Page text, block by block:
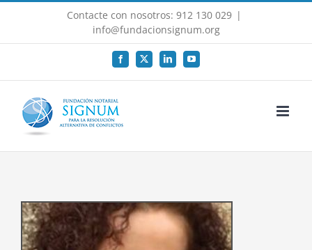
Saltar
Contacte con nosotros: 912 130 029 |
info@fundacionsignum.org
Facebook
X LinkedInYouTube